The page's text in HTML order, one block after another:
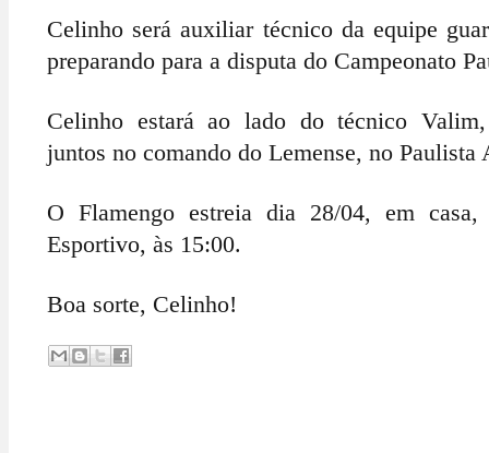
Celinho será auxiliar técnico da equipe
preparando para a disputa do Campeonato
Celinho estará ao lado do técnico Valim,
juntos no comando do Lemense, no Paulista
O Flamengo estreia dia 28/04, em
Esportivo, às 15:00.
Boa sorte, Celinho!